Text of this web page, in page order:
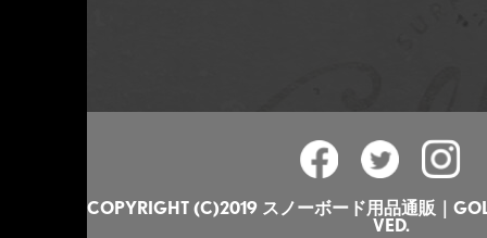
COPYRIGHT (C)2019 スノーボード用品通販｜
VED.